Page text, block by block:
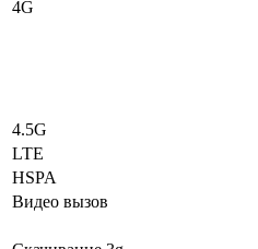
4G
4.5G
LTE
HSPA
Видео вызов